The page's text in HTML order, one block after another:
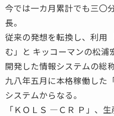
今では一カ月累計でも三〇
長。
従来の発想を転換し、利用
む」と キッコーマンの松浦
開発した情報システムの総
九八年五月に本格稼働した
システムからなる。
「ＫＯＬＳ ―ＣＲ Ｐ」、